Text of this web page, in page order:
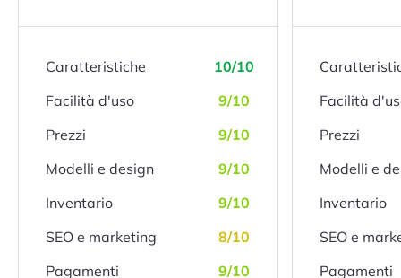
Caratteristiche
10/10
Facilità d'uso
9/10
Prezzi
9/10
Modelli e design
9/10
Inventario
9/10
SEO e marketing
8/10
Pagamenti
9/10
Facilità
Prezzi
Modelli e
Inventario
SEO e
Pagamenti